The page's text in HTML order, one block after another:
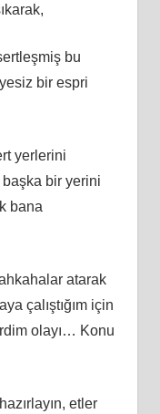
bu
bir espri
yerlerini
bir yerini
bana
atarak
çalıştığım için
olayı… Konu
etler